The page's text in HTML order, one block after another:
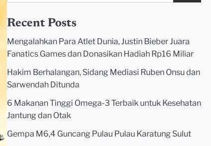
Recent Posts
Mengalahkan Para Atlet Dunia, Justin Bieber Juara
Fanatics Games dan Donasikan Hadiah Rp16 Miliar
Hakim Berhalangan, Sidang Mediasi Ruben Onsu dan
Sarwendah Ditunda
6 Makanan Tinggi Omega-3 Terbaik untuk Kesehatan
Jantung dan Otak
Gempa M6,4 Guncang Pulau Pulau Karatung Sulut